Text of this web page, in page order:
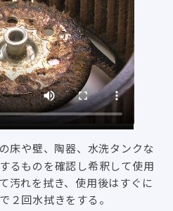
床や壁、陶器、水洗タンクな
るものを確認し希釈して使用
汚れを拭き、使用後はすぐに
２回水拭きをする。